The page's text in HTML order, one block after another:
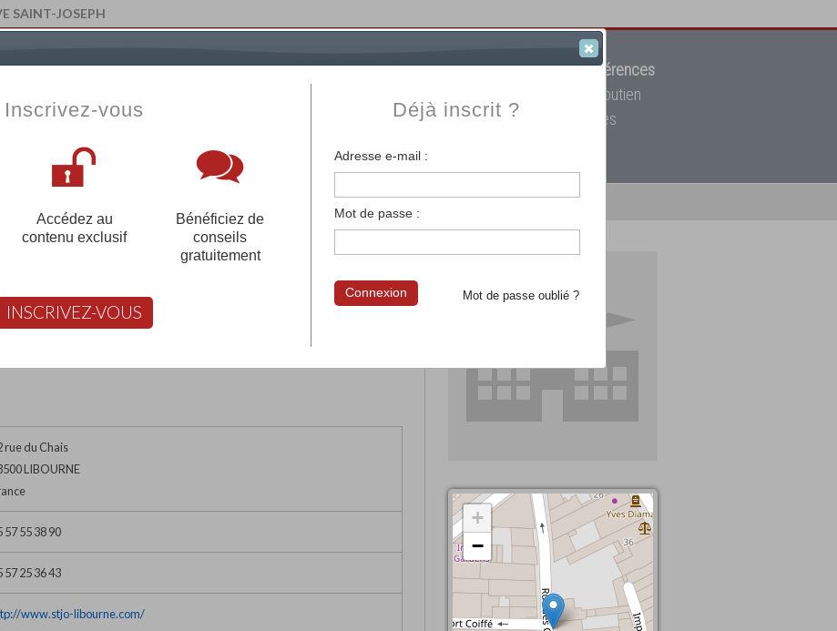
SAINT-JOSEPH
L'Annuaire de rechercheFabert.comvous permet de trouver parmi12908 références
votre établissement privé, du primaire au supérieur, mais aussi des cours de soutien
scolaire et des cours à distance. Ce moteur regroupe toutes les écoles privées
votre compte pour être accompagné gratuitement dans votre recherche d'école
JOSEPH
Retour
rue du Chais
LIBOURNE
57 55 38 90
57 25 36 43
www.stjo-libourne.com/
+
−
Inscrivez-vous
Accédez au
contenu exclusif
Bénéficiez de
conseils
gratuitement
INSCRIVEZ-VOUS
Déjà inscrit ?
Adresse e-mail :
Mot de passe :
Mot de passe oublié ?
Connexion